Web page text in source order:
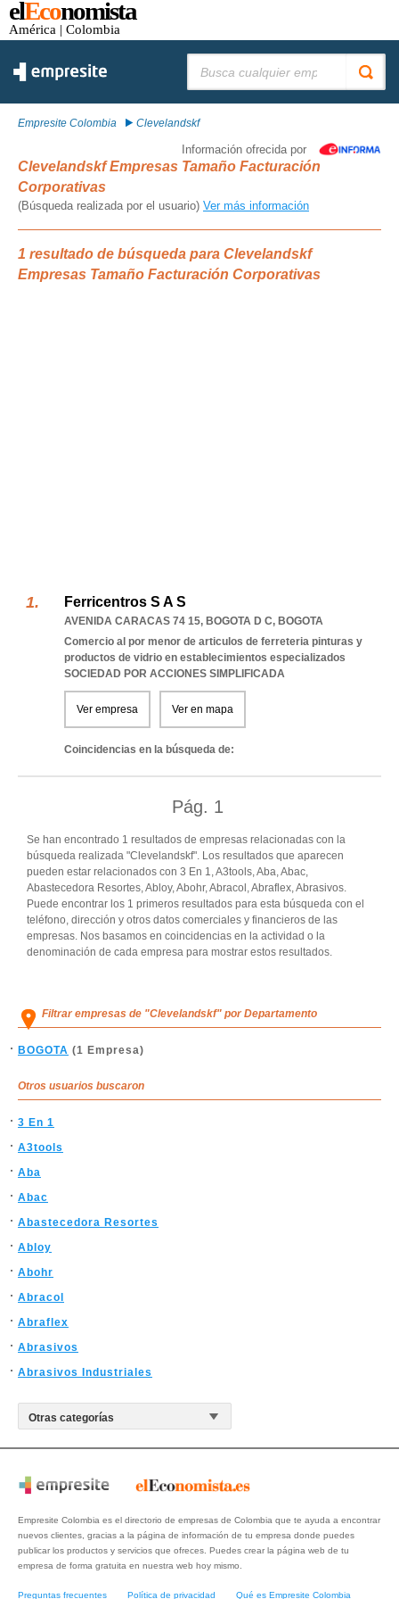
elEconomista
América | Colombia
Empresite Colombia Clevelandskf
Información ofrecida por
Clevelandskf Empresas Tamaño Facturación
Corporativas
(Búsqueda realizada por el usuario) Ver más información
1 resultado de búsqueda para Clevelandskf
Empresas Tamaño Facturación Corporativas
Ferricentros S A S
AVENIDA CARACAS 74 15, BOGOTA D C, BOGOTA
Comercio al por menor de articulos de ferreteria pinturas y
productos de vidrio en establecimientos especializados
SOCIEDAD POR ACCIONES SIMPLIFICADA
Ver empresa Ver en mapa
Coincidencias en la búsqueda de:
Pág. 1
Se han encontrado 1 resultados de empresas relacionadas con la
búsqueda realizada "Clevelandskf". Los resultados que aparecen
pueden estar relacionados con 3 En 1, A3tools, Aba, Abac,
Abastecedora Resortes, Abloy, Abohr, Abracol, Abraflex, Abrasivos.
Puede encontrar los 1 primeros resultados para esta búsqueda con el
teléfono, dirección y otros datos comerciales y financieros de las
empresas. Nos basamos en coincidencias en la actividad o la
denominación de cada empresa para mostrar estos resultados.
Filtrar empresas de "Clevelandskf" por Departamento
BOGOTA (1 Empresa)
Otros usuarios buscaron
3 En 1
A3tools
Aba
Abac
Abastecedora Resortes
Abloy
Abohr
Abracol
Abraflex
Abrasivos
Abrasivos Industriales
Empresite Colombia es el directorio de empresas de Colombia que te ayuda a encontrar
nuevos clientes, gracias a la página de información de tu empresa donde puedes
publicar los productos y servicios que ofreces. Puedes crear la página web de tu
empresa de forma gratuita en nuestra web hoy mismo.
Preguntas frecuentes Política de privacidad Qué es Empresite Colombia